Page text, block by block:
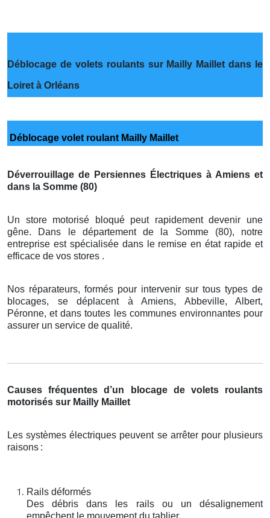
Déblocage de volets roulants sur Mailly Maillet dans le
Loiret à Orléans
Déblocage volet roulant Mailly Maillet
Déverrouillage de Persiennes Électriques à Amiens et
dans la Somme (80)
Un store motorisé bloqué peut rapidement devenir une
gêne. Dans le département de la Somme (80), notre
entreprise est spécialisée dans le remise en état rapide et
efficace de vos stores .
Nos réparateurs, formés pour intervenir sur tous types de
blocages, se déplacent à Amiens, Abbeville, Albert,
Péronne, et dans toutes les communes environnantes pour
assurer un service de qualité.
Causes fréquentes d’un blocage de volets roulants
motorisés sur Mailly Maillet
Les systèmes électriques peuvent se arrêter pour plusieurs
raisons :
Rails déformés
Des débris dans les rails ou un désalignement
empêchent le mouvement du tablier.